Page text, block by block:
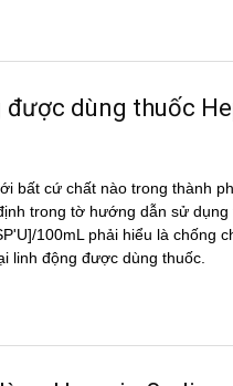
dùng thuốc
bất cứ chất nào trong thành
trong tờ hướng dẫn sử
100mL phải hiểu là chống
linh động được dùng thuốc.